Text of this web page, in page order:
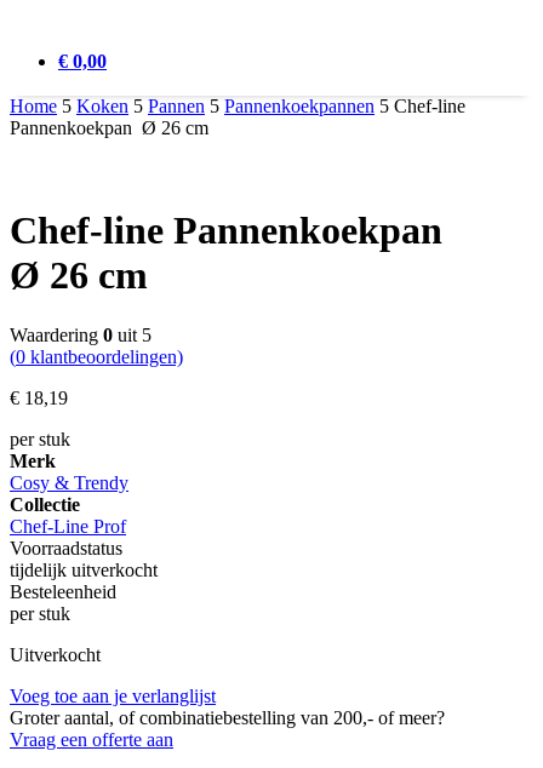
€ 0,00
Home 5 Koken 5 Pannen 5 Pannenkoekpannen 5 Chef-line
Pannenkoekpan Ø 26 cm
Chef-line Pannenkoekpan
Ø 26 cm
Waardering 0 uit 5
(0 klantbeoordelingen)
€ 18,19
per stuk
Merk
Cosy & Trendy
Collectie
Chef-Line Prof
Voorraadstatus
tijdelijk uitverkocht
Besteleenheid
per stuk
Uitverkocht
Voeg toe aan je verlanglijst
Groter aantal, of combinatiebestelling van 200,- of meer?
Vraag een offerte aan